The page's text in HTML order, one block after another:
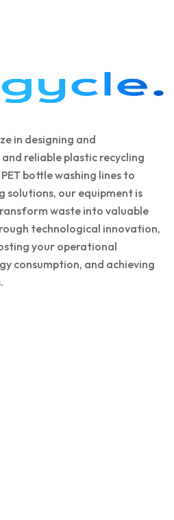
in designing and
reliable plastic recycling
bottle washing lines to
solutions, our equipment is
waste into valuable
technological innovation,
your operational
consumption, and achieving